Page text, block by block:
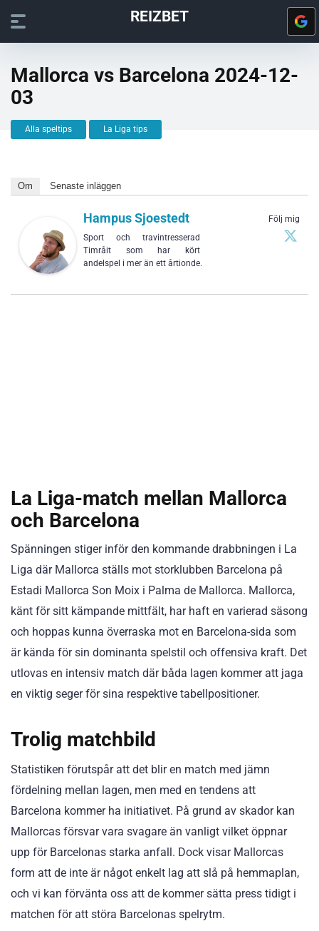
REIZBET
Mallorca vs Barcelona 2024-12-
03
Alla speltips La Liga tips
Om Senaste inläggen
Följ mig
Hampus Sjoestedt
Sport och travintresserad
Timråit som har kört
andelspel i mer än ett årtionde.
La Liga-match mellan Mallorca
och Barcelona
Spänningen stiger inför den kommande drabbningen i La
Liga där Mallorca ställs mot storklubben Barcelona på
Estadi Mallorca Son Moix i Palma de Mallorca. Mallorca,
känt för sitt kämpande mittfält, har haft en varierad säsong
och hoppas kunna överraska mot en Barcelona-sida som
är kända för sin dominanta spelstil och offensiva kraft. Det
utlovas en intensiv match där båda lagen kommer att jaga
en viktig seger för sina respektive tabellpositioner.
Trolig matchbild
Statistiken förutspår att det blir en match med jämn
fördelning mellan lagen, men med en tendens att
Barcelona kommer ha initiativet. På grund av skador kan
Mallorcas försvar vara svagare än vanligt vilket öppnar
upp för Barcelonas starka anfall. Dock visar Mallorcas
form att de inte är något enkelt lag att slå på hemmaplan,
och vi kan förvänta oss att de kommer sätta press tidigt i
matchen för att störa Barcelonas spelrytm.